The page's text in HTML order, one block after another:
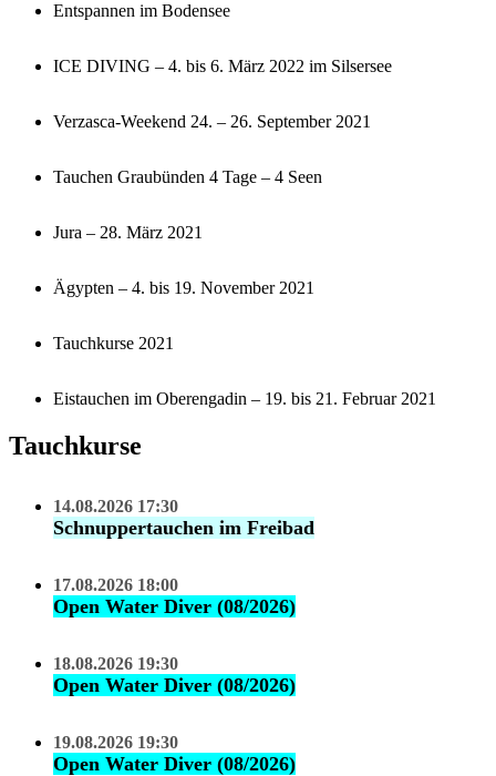
Entspannen im Bodensee
ICE DIVING – 4. bis 6. März 2022 im Silsersee
Verzasca-Weekend 24. – 26. September 2021
Tauchen Graubünden 4 Tage – 4 Seen
Jura – 28. März 2021
Ägypten – 4. bis 19. November 2021
Tauchkurse 2021
Eistauchen im Oberengadin – 19. bis 21. Februar 2021
Tauchkurse
14.08.2026 17:30
Schnuppertauchen im Freibad
17.08.2026 18:00
Open Water Diver (08/2026)
18.08.2026 19:30
Open Water Diver (08/2026)
19.08.2026 19:30
Open Water Diver (08/2026)